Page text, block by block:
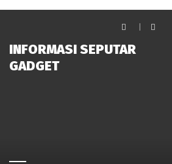
INFORMASI SEPUTAR
GADGET